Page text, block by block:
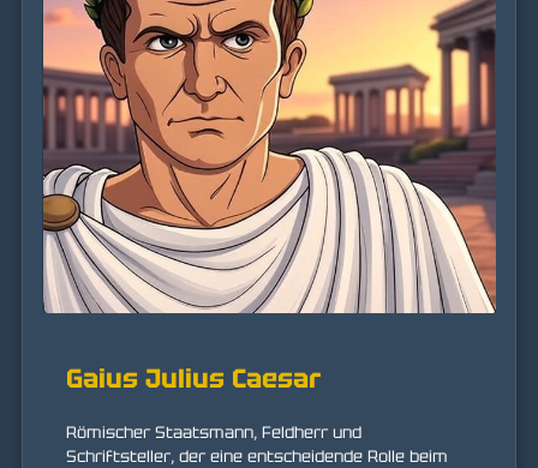
Gaius Julius Caesar
Römischer Staatsmann, Feldherr und
Schriftsteller, der eine entscheidende Rolle beim